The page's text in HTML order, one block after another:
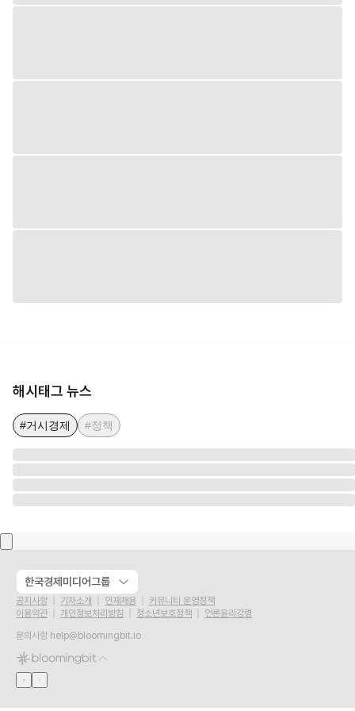
해시태그 뉴스
#거시경제 #정책
한국경제미디어그룹
공지사항 기자소개 인재채용
커뮤니티 운영정책
이용약관
개인정보처리방침 청소년보호정책
언론윤리강령
문의사항 help@bloomingbit.io